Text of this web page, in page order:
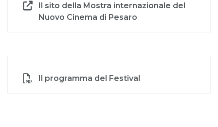
Il sito della Mostra internazionale del
Nuovo Cinema di Pesaro
Il programma del Festival